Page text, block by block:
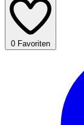
0 Favoriten